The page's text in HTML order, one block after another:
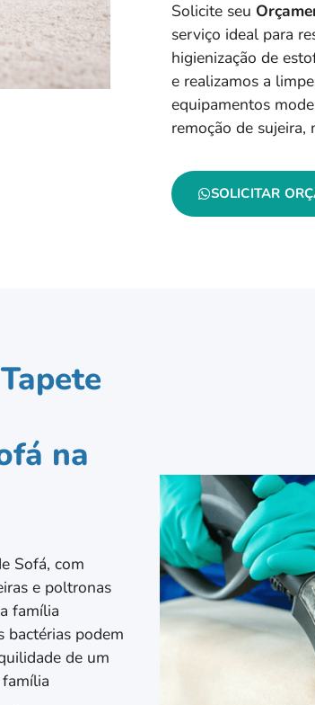
Solicite seu
serviço ideal para
higienização de
e realizamos a
equipamentos
remoção de sujeira,
SOLICITAR
na
Sofá, com
e poltronas
família
bactérias podem
de um